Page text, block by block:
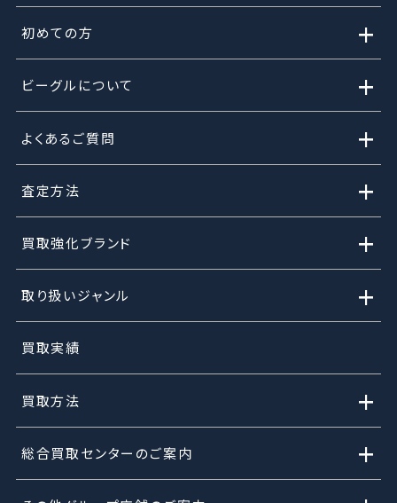
初めての方 +
ビーグルについて +
よくあるご質問 +
査定方法 +
買取強化ブランド +
取り扱いジャンル +
買取実績
買取方法 +
総合買取センターのご案内 +